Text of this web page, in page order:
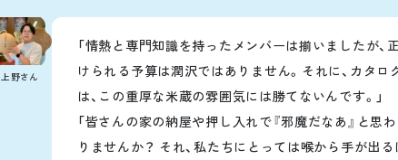
上野さん
「情熱と専門知識を持ったメンバーは揃いましたが、
けられる予算は潤沢ではありません。それに、カタ
は、この重厚な米蔵の雰囲気には勝てないんです。」
「皆さんの家の納屋や押し入れで『邪魔だなあ』と思
りませんか？ それ、私たちにとっては喉から手が出